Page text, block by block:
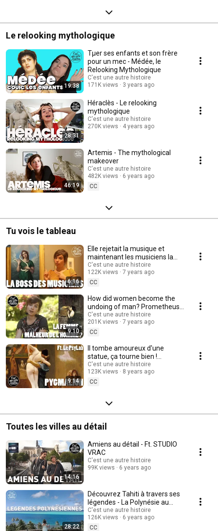
Le relooking mythologique
19:38
Tµer ses enfants et son frère
pour un mec - Médée, le
Relooking Mythologique
C'est une autre histoire
171K views
3 years ago
28:31
Héraclès - Le relooking
mythologique
C'est une autre histoire
270K views
4 years ago
46:19
Artemis - The mythological
makeover
C'est une autre histoire
482K views
6 years ago
CC
Tu vois le tableau
6:16
Elle rejetait la musique et
maintenant les musiciens la
vénèrent - sainte Cécile - TVLT
#23
C'est une autre histoire
122K views
7 years ago
CC
9:10
How did women become the
undoing of man? Prometheus
and Pandora - Tu vois le
tableau
C'est une autre histoire
201K views
7 years ago
CC
9:14
Il tombe amoureux d'une
statue, ça tourne bien !
Pygmalion ft. Le Psylab – TVLT
#21
C'est une autre histoire
123K views
8 years ago
CC
Toutes les villes au détail
14:16
Amiens au détail - Ft. STUDIO
VRAC
C'est une autre histoire
99K views
6 years ago
28:22
Découvrez Tahiti à travers ses
légendes - La Polynésie au
détail
C'est une autre histoire
126K views
6 years ago
CC